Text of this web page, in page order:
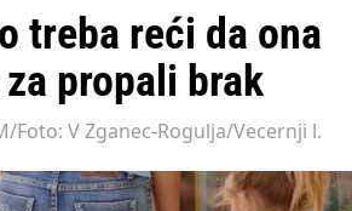
Hrvatska ima 3,6 milijuna birača
na željezničkim prijelazima
Barebells pločicu - soft protein
treba reći da ona
propali brak
Foto: V Zganec-Rogulja/Vecernji l.